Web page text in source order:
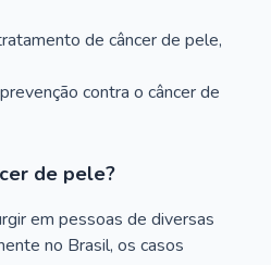
de câncer de pele,
contra o câncer de
de pele?
em pessoas de diversas
no Brasil, os casos